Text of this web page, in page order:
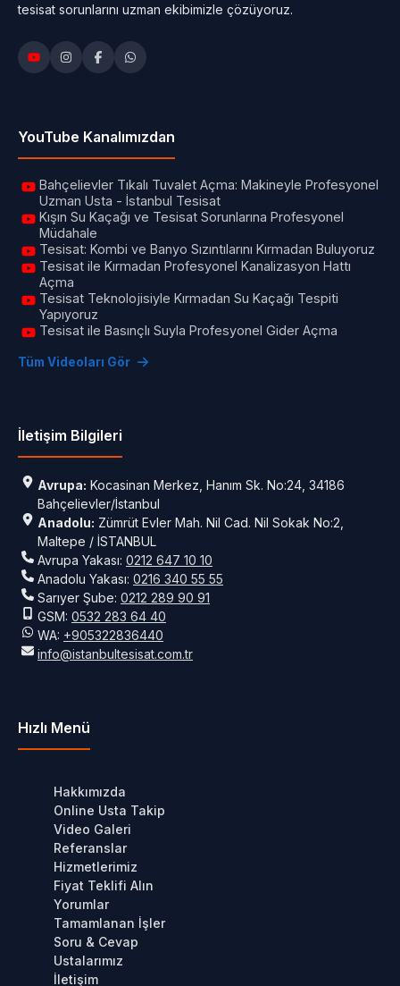
tesisat sorunlarını uzman ekibimizle çözüyoruz.
YouTube Kanalımızdan
Bahçelievler Tıkalı Tuvalet Açma: Makineyle Profesyonel
Uzman Usta - İstanbul Tesisat
Kışın Su Kaçağı ve Tesisat Sorunlarına Profesyonel
Müdahale
Tesisat: Kombi ve Banyo Sızıntılarını Kırmadan Buluyoruz
Tesisat ile Kırmadan Profesyonel Kanalizasyon Hattı
Açma
Tesisat Teknolojisiyle Kırmadan Su Kaçağı Tespiti
Yapıyoruz
Tesisat ile Basınçlı Suyla Profesyonel Gider Açma
Tüm Videoları Gör
İletişim Bilgileri
Avrupa: Kocasinan Merkez, Hanım Sk. No:24, 34186
Bahçelievler/İstanbul
Anadolu: Zümrüt Evler Mah. Nil Cad. Nil Sokak No:2,
Maltepe / İSTANBUL
Avrupa Yakası: 0212 647 10 10
Anadolu Yakası: 0216 340 55 55
Sarıyer Şube: 0212 289 90 91
GSM: 0532 283 64 40
WA: +905322836440
info@istanbultesisat.com.tr
Hızlı Menü
Hakkımızda
Online Usta Takip
Video Galeri
Referanslar
Hizmetlerimiz
Fiyat Teklifi Alın
Yorumlar
Tamamlanan İşler
Soru & Cevap
Ustalarımız
İletişim